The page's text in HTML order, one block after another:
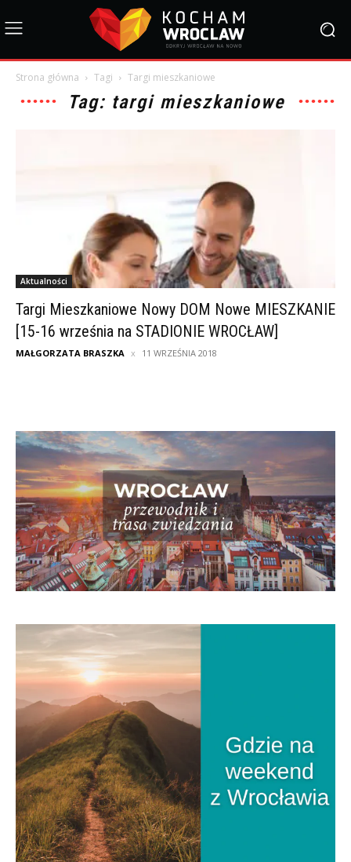
Strona główna Tagi Targi mieszkaniowe
Tag: targi mieszkaniowe
Aktualności
Targi Mieszkaniowe Nowy DOM Nowe MIESZKANIE
[15-16 września na STADIONIE WROCŁAW]
MAŁGORZATA BRASZKA 11 WRZEŚNIA 2018